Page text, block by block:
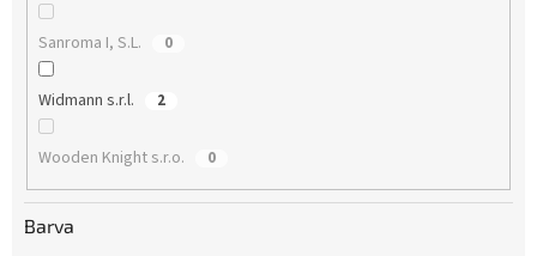
Sanroma I, S.L. 0
Widmann s.r.l. 2
Wooden Knight s.r.o. 0
Barva